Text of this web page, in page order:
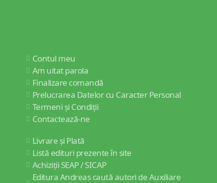
Contul meu
Am uitat parola
Finalizare comandă
Prelucrarea Datelor cu Caracter Personal
Termeni și Condiții
Contactează-ne
Livrare și Plată
Listă edituri prezente în site
Achiziții SEAP / SICAP
Editura Andreas caută autori de Auxiliare